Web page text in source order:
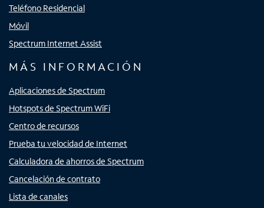
Teléfono Residencial
Móvil
Spectrum Internet Assist
MÁS INFORMACIÓN
Aplicaciones de Spectrum
Hotspots de Spectrum WiFi
Centro de recursos
Prueba tu velocidad de Internet
Calculadora de ahorros de Spectrum
Cancelación de contrato
Lista de canales